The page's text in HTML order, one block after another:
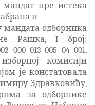
мандат пре истека
и
мандата одборника
Рашка, I број:
000 013 005 04 001,
комисији
је констатовала
Здравковићу,
за одборнике